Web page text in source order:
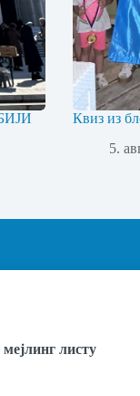
Квиз из
5.
листу